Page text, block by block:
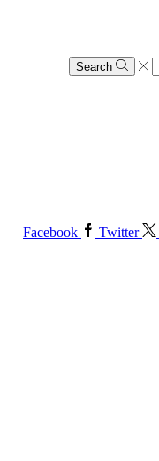
Search
Facebook
Twitter